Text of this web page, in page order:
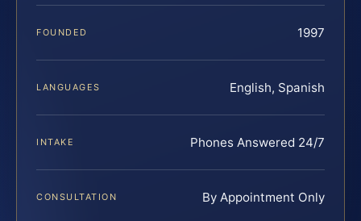
FOUNDED 1997
LANGUAGES English, Spanish
INTAKE Phones Answered 24/7
CONSULTATION By Appointment Only